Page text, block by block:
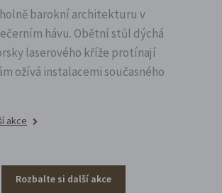
barokní architekturu v
hávu. Obětní stůl dýchá
laserového kříže protínají
ožívá instalacemi současného
akce
Rozbalte si další akce